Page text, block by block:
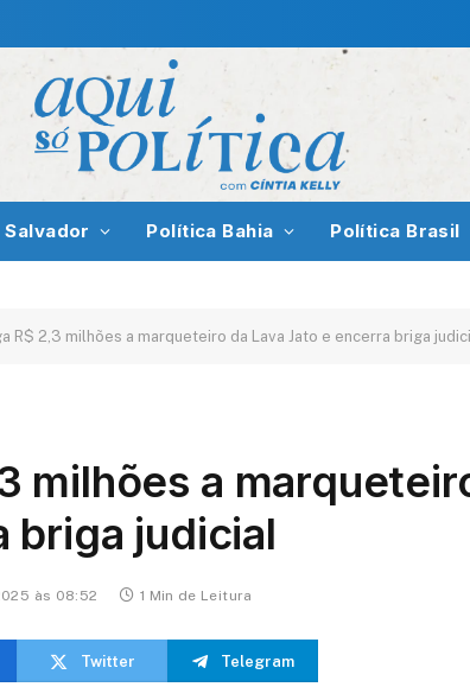
Política Bahia Política Brasil
R$ 2,3 milhões a marqueteiro da Lava Jato e encerra briga
milhões a
briga judicial
às 08:52 1 Min de Leitura
Twitter Telegram